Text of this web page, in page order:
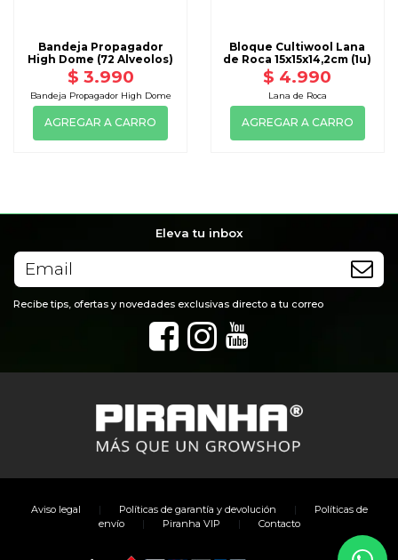
Bandeja Propagador
High Dome (72 Alveolos)
$ 3.990
Bandeja Propagador High Dome
AGREGAR A CARRO
Bloque Cultiwool Lana
de Roca 15x15x14,2cm (1u)
$ 4.990
Lana de Roca
AGREGAR A CARRO
Eleva tu inbox
Recibe tips, ofertas y novedades exclusivas directo a tu correo
Aviso legal | Políticas de garantía y devolución |
Políticas de
envío
| Piranha VIP | Contacto